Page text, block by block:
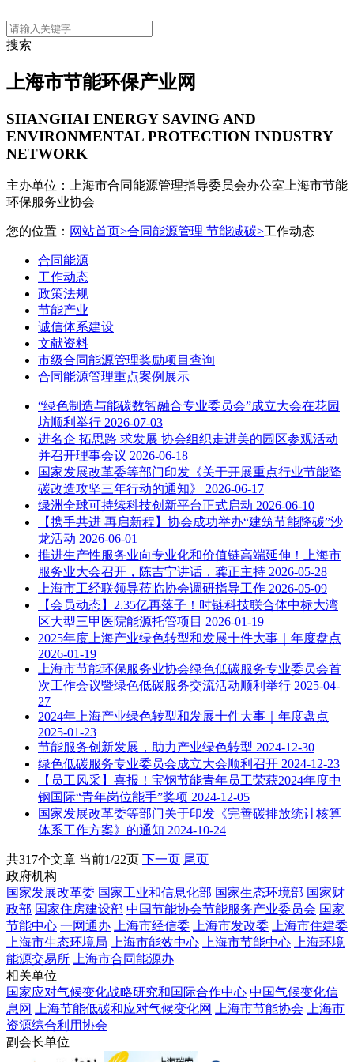
搜索
上海市节能环保产业网
SHANGHAI ENERGY SAVING AND
ENVIRONMENTAL PROTECTION INDUSTRY
NETWORK
主办单位：上海市合同能源管理指导委员会办公室 上海市节能
环保服务业协会
您的位置： 网站首页>合同能源管理 节能减碳>工作动态
合同能源
工作动态
政策法规
节能产业
诚信体系建设
文献资料
市级合同能源管理奖励项目查询
合同能源管理重点案例展示
“绿色制造与能碳数智融合专业委员会”成立大会在花园
坊顺利举行 2026-07-03
进名企 拓思路 求发展 协会组织走进美的园区参观活动
并召开理事会议 2026-06-18
国家发展改革委等部门印发《关于开展重点行业节能降
碳改造攻坚三年行动的通知》
2026-06-17
绿洲全球可持续科技创新平台正式启动 2026-06-10
【携手共进 再启新程】协会成功举办“建筑节能降碳”沙
龙活动 2026-06-01
推进生产性服务业向专业化和价值链高端延伸！上海市
服务业大会召开，陈吉宁讲话，龚正主持 2026-05-28
上海市工经联领导莅临协会调研指导工作 2026-05-09
【会员动态】2.35亿再落子！时链科技联合体中标大湾
区大型三甲医院能源托管项目 2026-01-19
2025年度上海产业绿色转型和发展十件大事｜年度盘点
2026-01-19
上海市节能环保服务业协会绿色低碳服务专业委员会首
次工作会议暨绿色低碳服务交流活动顺利举行 2025-04-
27
2024年上海产业绿色转型和发展十件大事｜年度盘点
2025-01-23
节能服务创新发展，助力产业绿色转型 2024-12-30
绿色低碳服务专业委员会成立大会顺利召开 2024-12-23
【员工风采】喜报！宝钢节能青年员工荣获2024年度中
钢国际“青年岗位能手”奖项 2024-12-05
国家发展改革委等部门关于印发《完善碳排放统计核算
体系工作方案》的通知 2024-10-24
共317个文章 当前1/22页 下一页 尾页
政府机构
国家发展改革委 国家工业和信息化部 国家生态环境部 国家财
政部 国家住房建设部 中国节能协会节能服务产业委员会 国家
节能中心 一网通办 上海市经信委 上海市发改委
上海市住建委
上海市生态环境局
上海市能效中心 上海市节能中心
上海环境
能源交易所
上海市合同能源办
相关单位
国家应对气候变化战略研究和国际合作中心 中国气候变化信
息网
上海节能低碳和应对气候变化网 上海市节能协会
上海市
资源综合利用协会
副会长单位